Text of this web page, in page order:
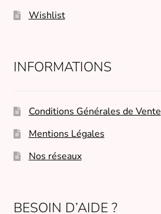
Wishlist
INFORMATIONS
Conditions Générales de Vente
Mentions Légales
Nos réseaux
BESOIN D’AIDE ?